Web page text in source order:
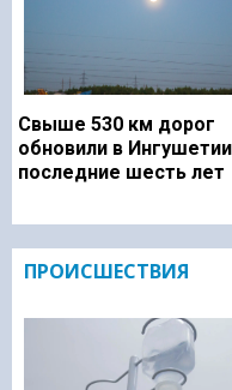
Свыше 530 км дорог
обновили в
последние шесть лет
ПРОИСШЕСТВИЯ